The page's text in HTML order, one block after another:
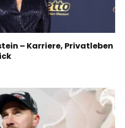
– Karriere, Privatleben